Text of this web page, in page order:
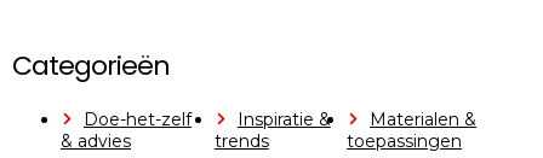
Categorieën
Doe-het-zelf
& advies
Inspiratie &
trends
Materialen &
toepassingen